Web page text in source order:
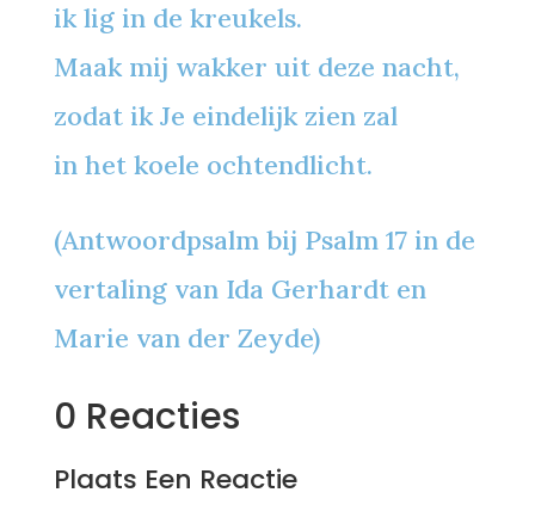
ik lig in de kreukels.
Maak mij wakker uit deze nacht,
zodat ik Je eindelijk zien zal
in het koele ochtendlicht.
(Antwoordpsalm bij Psalm 17 in de
vertaling van Ida Gerhardt en
Marie van der Zeyde)
0 Reacties
Plaats Een Reactie